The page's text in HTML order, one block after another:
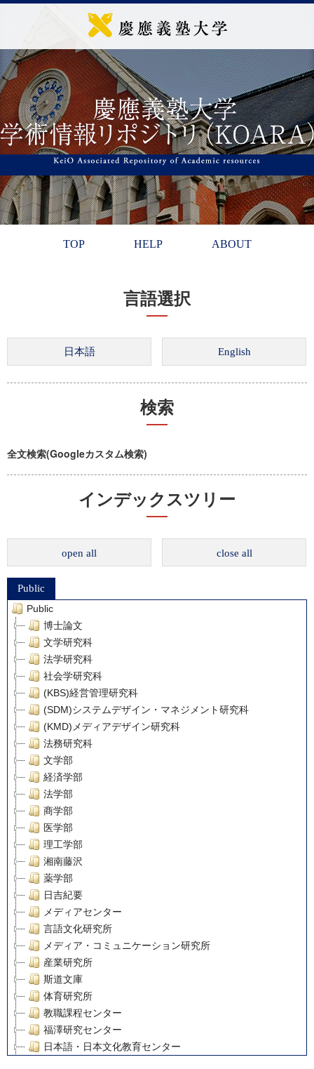
TOP HELP ABOUT
言語選択
検索
全文検索(Googleカスタム検索)
インデックスツリー
open all close all
Public
Public
博士論文
文学研究科
法学研究科
社会学研究科
(KBS)経営管理研究科
(SDM)システムデザイン・マネジメント研究科
(KMD)メディアデザイン研究科
法務研究科
文学部
経済学部
法学部
商学部
医学部
理工学部
湘南藤沢
薬学部
日吉紀要
メディアセンター
言語文化研究所
メディア・コミュニケーション研究所
産業研究所
斯道文庫
体育研究所
教職課程センター
福澤研究センター
日本語・日本文化教育センター